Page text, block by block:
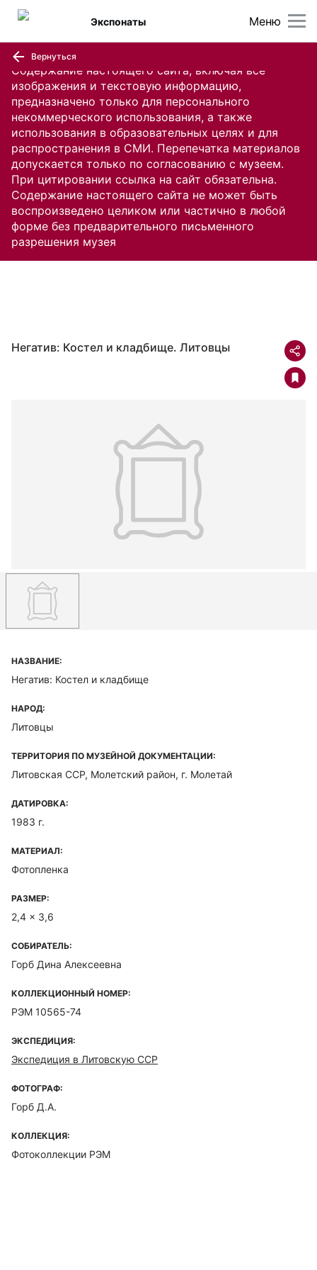
Содержание настоящего сайта, включая все
изображения и текстовую информацию,
предназначено только для персонального
некоммерческого использования, а также
использования в образовательных целях и для
распространения в СМИ. Перепечатка материалов
допускается только по согласованию с музеем.
При цитировании ссылка на сайт обязательна.
Содержание настоящего сайта не может быть
воспроизведено целиком или частично в любой
форме без предварительного письменного
разрешения музея
Меню
Экспонаты
Вернуться
Негатив: Костел и кладбище. Литовцы
НАЗВАНИЕ:
Негатив: Костел и кладбище
НАРОД:
Литовцы
ТЕРРИТОРИЯ ПО МУЗЕЙНОЙ ДОКУМЕНТАЦИИ:
Литовская ССР, Молетский район, г. Молетай
ДАТИРОВКА:
1983 г.
МАТЕРИАЛ:
Фотопленка
РАЗМЕР:
2,4 x 3,6
СОБИРАТЕЛЬ:
Горб Дина Алексеевна
КОЛЛЕКЦИОННЫЙ НОМЕР:
РЭМ 10565-74
ЭКСПЕДИЦИЯ:
Экспедиция в Литовскую ССР
ФОТОГРАФ:
Горб Д.А.
КОЛЛЕКЦИЯ:
Фотоколлекции РЭМ